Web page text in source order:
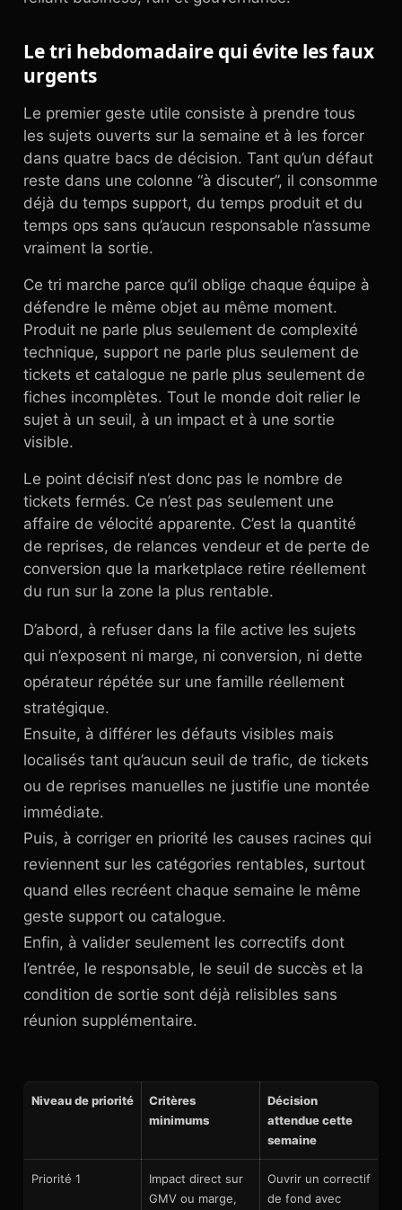
Le tri hebdomadaire qui évite les faux
urgents
Le premier geste utile consiste à prendre tous
les sujets ouverts sur la semaine et à les forcer
dans quatre bacs de décision. Tant qu’un défaut
reste dans une colonne “à discuter”, il consomme
déjà du temps support, du temps produit et du
temps ops sans qu’aucun responsable n’assume
vraiment la sortie.
Ce tri marche parce qu’il oblige chaque équipe à
défendre le même objet au même moment.
Produit ne parle plus seulement de complexité
technique, support ne parle plus seulement de
tickets et catalogue ne parle plus seulement de
fiches incomplètes. Tout le monde doit relier le
sujet à un seuil, à un impact et à une sortie
visible.
Le point décisif n’est donc pas le nombre de
tickets fermés. Ce n’est pas seulement une
affaire de vélocité apparente. C’est la quantité
de reprises, de relances vendeur et de perte de
conversion que la marketplace retire réellement
du run sur la zone la plus rentable.
D’abord, à refuser dans la file active les sujets
qui n’exposent ni marge, ni conversion, ni dette
opérateur répétée sur une famille réellement
stratégique.
Ensuite, à différer les défauts visibles mais
localisés tant qu’aucun seuil de trafic, de tickets
ou de reprises manuelles ne justifie une montée
immédiate.
Puis, à corriger en priorité les causes racines qui
reviennent sur les catégories rentables, surtout
quand elles recréent chaque semaine le même
geste support ou catalogue.
Enfin, à valider seulement les correctifs dont
l’entrée, le responsable, le seuil de succès et la
condition de sortie sont déjà relisibles sans
réunion supplémentaire.
Niveau de priorité
Critères
minimums
Décision
attendue cette
semaine
Priorité 1
Impact direct sur
GMV ou marge,
Ouvrir un correctif
de fond avec